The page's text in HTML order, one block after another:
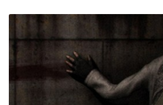
Killer Chambers